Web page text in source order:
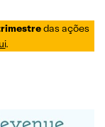
das ações
.